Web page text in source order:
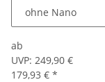
ab
UVP: 249,90 €
179,93 € *